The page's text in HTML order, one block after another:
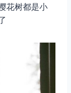
花树都是小